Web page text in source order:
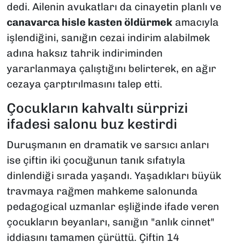
dedi. Ailenin avukatları da cinayetin planlı ve
canavarca hisle kasten öldürmekamacıyla
işlendiğini, sanığın cezai indirim alabilmek
adına haksız tahrik indiriminden
yararlanmaya çalıştığını belirterek, en ağır
cezaya çarptırılmasını talep etti.
Çocukların kahvaltı sürprizi
ifadesi salonu buz kestirdi
Duruşmanın en dramatik ve sarsıcı anları
ise çiftin iki çocuğunun tanık sıfatıyla
dinlendiği sırada yaşandı. Yaşadıkları büyük
travmaya rağmen mahkeme salonunda
pedagogical uzmanlar eşliğinde ifade veren
çocukların beyanları, sanığın "anlık cinnet"
iddiasını tamamen çürüttü. Çiftin 14